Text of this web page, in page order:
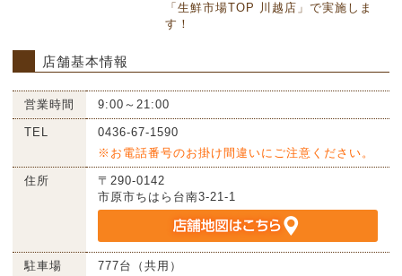
「生鮮市場TOP 川越店」で実施しま
す！
店舗基本情報
営業時間 9:00～21:00
TEL
0436-67-1590
※お電話番号のお掛け間違いにご注意ください。
住所
〒290-0142
市原市ちはら台南3-21-1
駐車場 777台（共用）